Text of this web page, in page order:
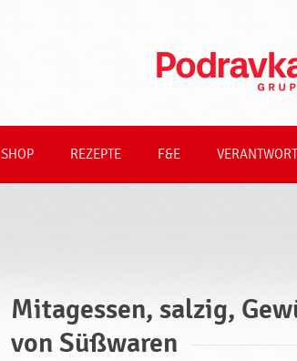
SHOP REZEPTE F&E
Mitagessen, salzig,
von Süßwaren